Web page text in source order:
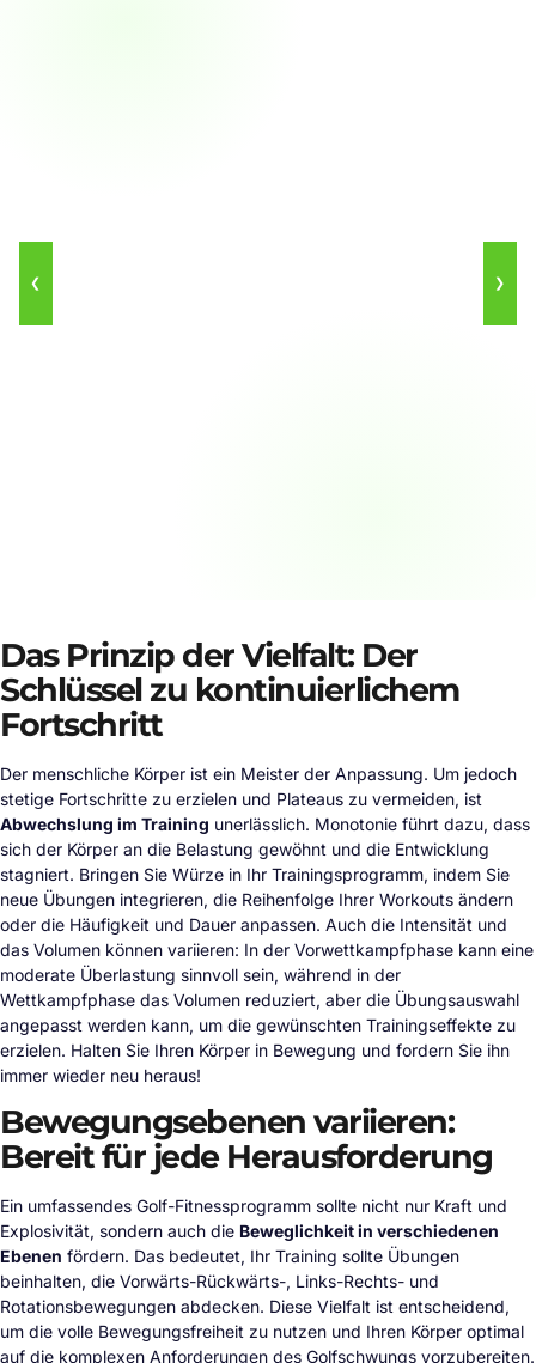
❮ ❯
Das Prinzip der Vielfalt: Der
Schlüssel zu kontinuierlichem
Fortschritt
Der menschliche Körper ist ein Meister der Anpassung. Um jedoch
stetige Fortschritte zu erzielen und Plateaus zu vermeiden, ist
Abwechslung im Training unerlässlich. Monotonie führt dazu, dass
sich der Körper an die Belastung gewöhnt und die Entwicklung
stagniert. Bringen Sie Würze in Ihr Trainingsprogramm, indem Sie
neue Übungen integrieren, die Reihenfolge Ihrer Workouts ändern
oder die Häufigkeit und Dauer anpassen. Auch die Intensität und
das Volumen können variieren: In der Vorwettkampfphase kann eine
moderate Überlastung sinnvoll sein, während in der
Wettkampfphase das Volumen reduziert, aber die Übungsauswahl
angepasst werden kann, um die gewünschten Trainingseffekte zu
erzielen. Halten Sie Ihren Körper in Bewegung und fordern Sie ihn
immer wieder neu heraus!
Bewegungsebenen variieren:
Bereit für jede Herausforderung
Ein umfassendes Golf-Fitnessprogramm sollte nicht nur Kraft und
Explosivität, sondern auch die Beweglichkeit in verschiedenen
Ebenen fördern. Das bedeutet, Ihr Training sollte Übungen
beinhalten, die Vorwärts-Rückwärts-, Links-Rechts- und
Rotationsbewegungen abdecken. Diese Vielfalt ist entscheidend,
um die volle Bewegungsfreiheit zu nutzen und Ihren Körper optimal
auf die komplexen Anforderungen des Golfschwungs vorzubereiten.